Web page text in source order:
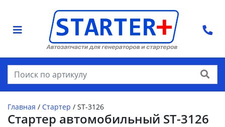
Найти
Главная / Стартер / ST-3126
Стартер автомобильный ST-3126